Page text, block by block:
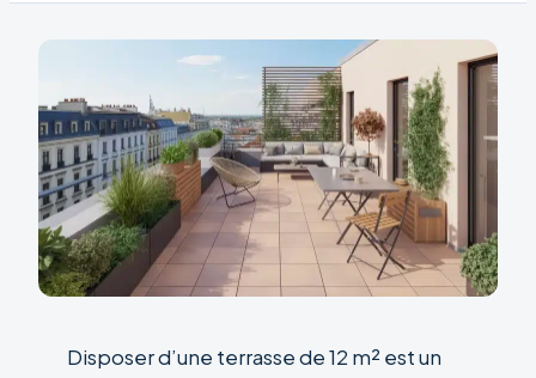
Disposer d’une terrasse de 12 m² est un